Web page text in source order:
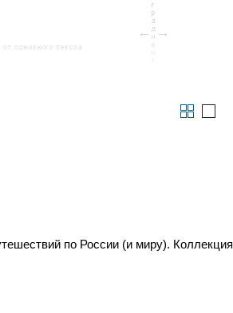
по России (и миру). Коллекция